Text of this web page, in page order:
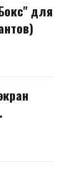
для